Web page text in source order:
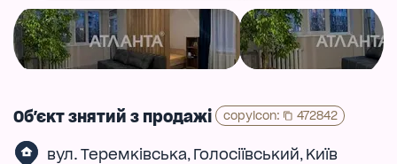
Об'єкт знятий з продажі copyIcon: 472842
вул. Теремківська, Голосіївський, Київ